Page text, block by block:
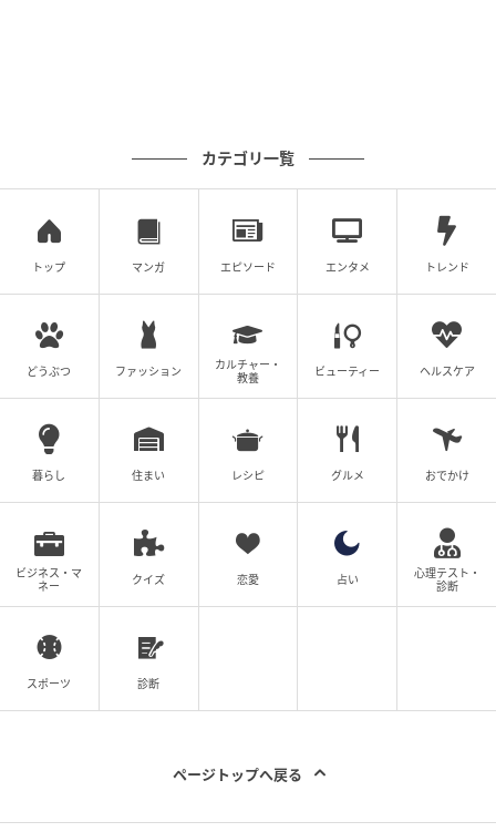
雰囲気をつくります。
やさしい色と澄んだツヤが唇に寄り添う
RMK デューイーメルト リップカラー
https://sheage.jp/article/120957
カテゴリ一覧
トップ マンガ エピソード エンタメ トレンド
どうぶつ ファッション
カルチャー・
教養
ビューティー ヘルスケア
暮らし 住まい レシピ グルメ おでかけ
ビジネス・マ
ネー
クイズ 恋愛 占い
心理テスト・
診断
スポーツ 診断
ページトップへ戻る